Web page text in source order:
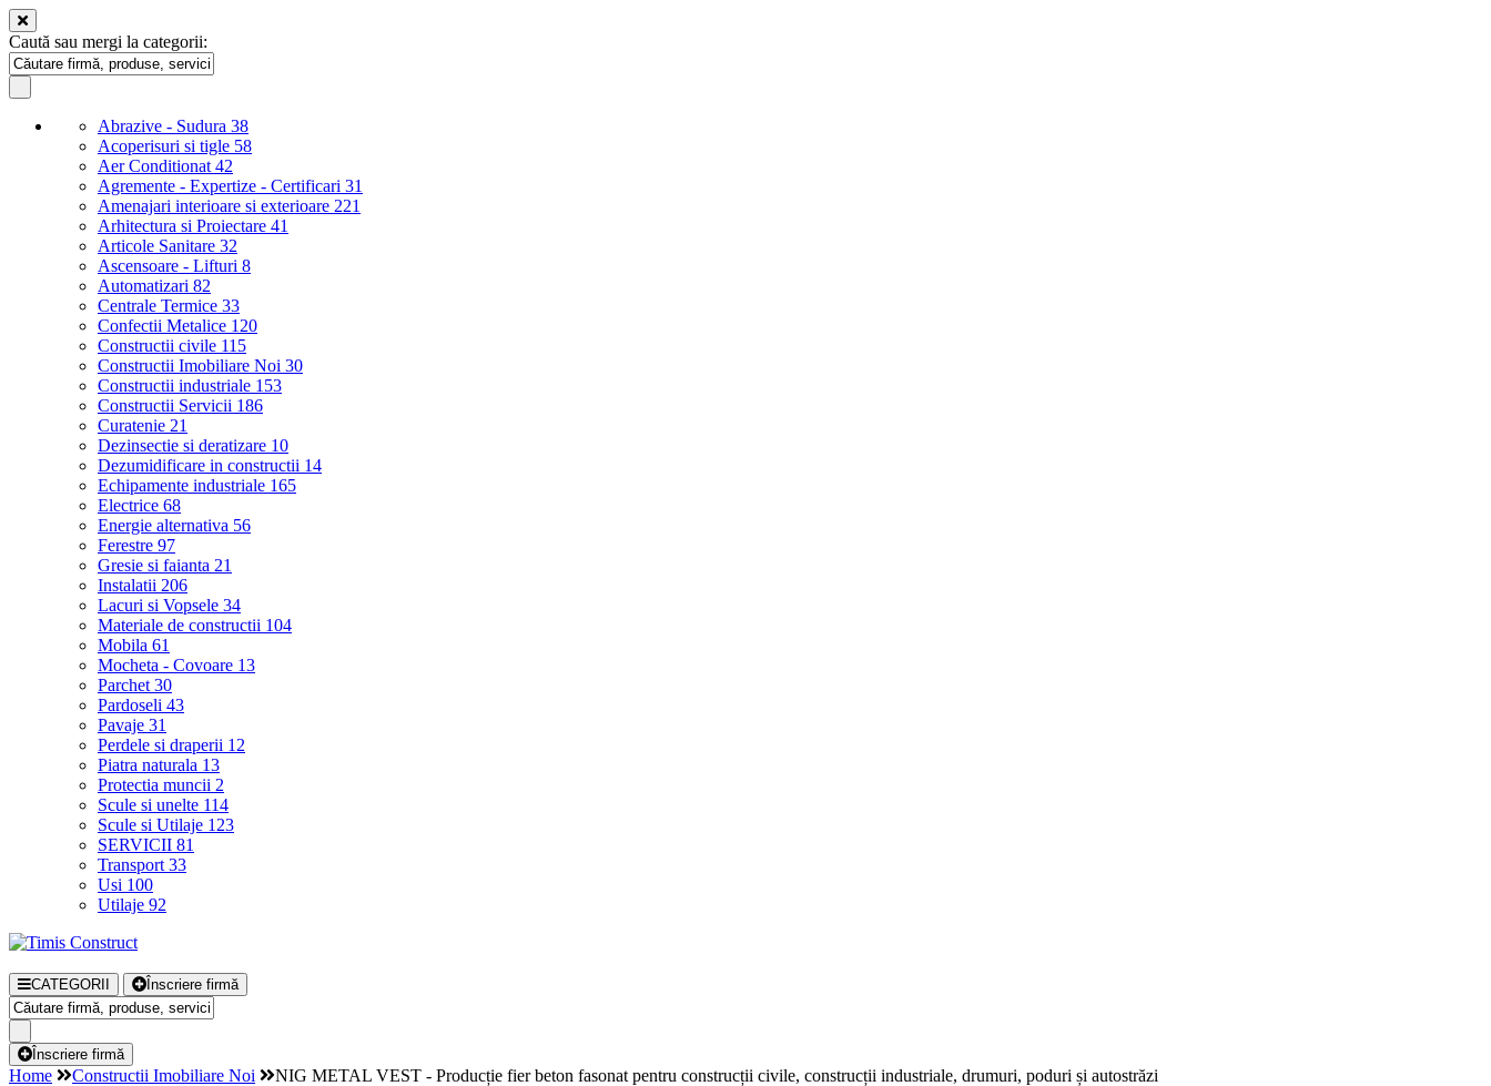
Caută sau mergi la categorii:
Abrazive - Sudura 38
Acoperisuri si tigle 58
Aer Conditionat 42
Agremente - Expertize - Certificari 31
Amenajari interioare si exterioare 221
Arhitectura si Proiectare 41
Articole Sanitare 32
Ascensoare - Lifturi 8
Automatizari 82
Centrale Termice 33
Confectii Metalice 120
Constructii civile 115
Constructii Imobiliare Noi 30
Constructii industriale 153
Constructii Servicii 186
Curatenie 21
Dezinsectie si deratizare 10
Dezumidificare in constructii 14
Echipamente industriale 165
Electrice 68
Energie alternativa 56
Ferestre 97
Gresie si faianta 21
Instalatii 206
Lacuri si Vopsele 34
Materiale de constructii 104
Mobila 61
Mocheta - Covoare 13
Parchet 30
Pardoseli 43
Pavaje 31
Perdele si draperii 12
Piatra naturala 13
Protectia muncii 2
Scule si unelte 114
Scule si Utilaje 123
SERVICII 81
Transport 33
Usi 100
Utilaje 92
CATEGORII Înscriere firmă
Înscriere firmă
Home Constructii Imobiliare Noi NIG METAL VEST - Producție fier beton fasonat pentru construcții civile, construcții industriale, drumuri, poduri și autostrăzi